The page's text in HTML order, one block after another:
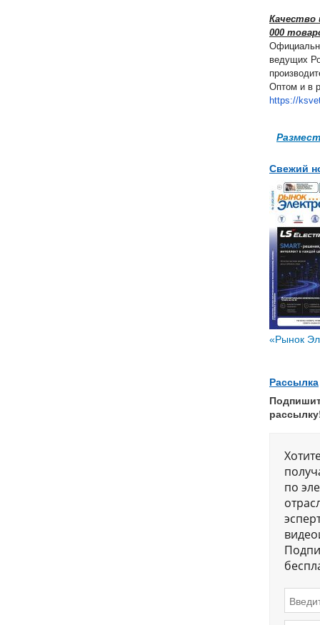
Качество
000
ведущих
Оптом и в
https://
Свежий
«Рынок
Рассылка
по